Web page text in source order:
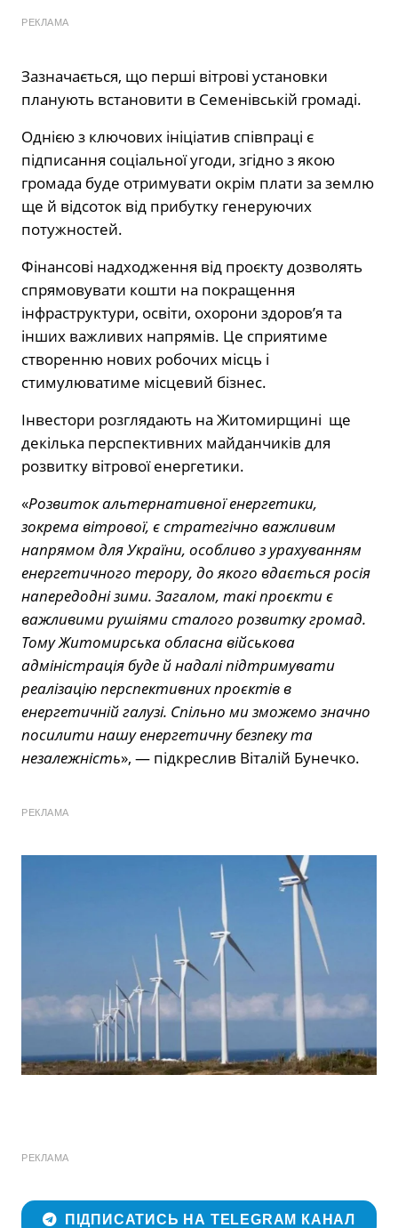
РЕКЛАМА
Зазначається, що перші вітрові установки
планують встановити в Семенівській громаді.
Однією з ключових ініціатив співпраці є
підписання соціальної угоди, згідно з якою
громада буде отримувати окрім плати за землю
ще й відсоток від прибутку генеруючих
потужностей.
Фінансові надходження від проєкту дозволять
спрямовувати кошти на покращення
інфраструктури, освіти, охорони здоров’я та
інших важливих напрямів. Це сприятиме
створенню нових робочих місць і
стимулюватиме місцевий бізнес.
Інвестори розглядають на Житомирщині ще
декілька перспективних майданчиків для
розвитку вітрової енергетики.
«Розвиток альтернативної енергетики,
зокрема вітрової, є стратегічно важливим
напрямом для України, особливо з урахуванням
енергетичного терору, до якого вдається росія
напередодні зими. Загалом, такі проєкти є
важливими рушіями сталого розвитку громад.
Тому Житомирська обласна військова
адміністрація буде й надалі підтримувати
реалізацію перспективних проєктів в
енергетичній галузі. Спільно ми зможемо значно
посилити нашу енергетичну безпеку та
незалежність», — підкреслив Віталій Бунечко.
РЕКЛАМА
РЕКЛАМА
ПІДПИСАТИСЬ НА TELEGRAM КАНАЛ